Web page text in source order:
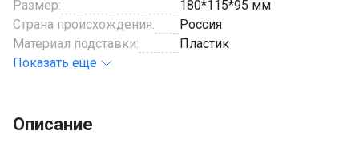
Размер:
180*115*95 мм
Страна происхождения:
Россия
Материал подставки:
Пластик
Показать еще
Описание